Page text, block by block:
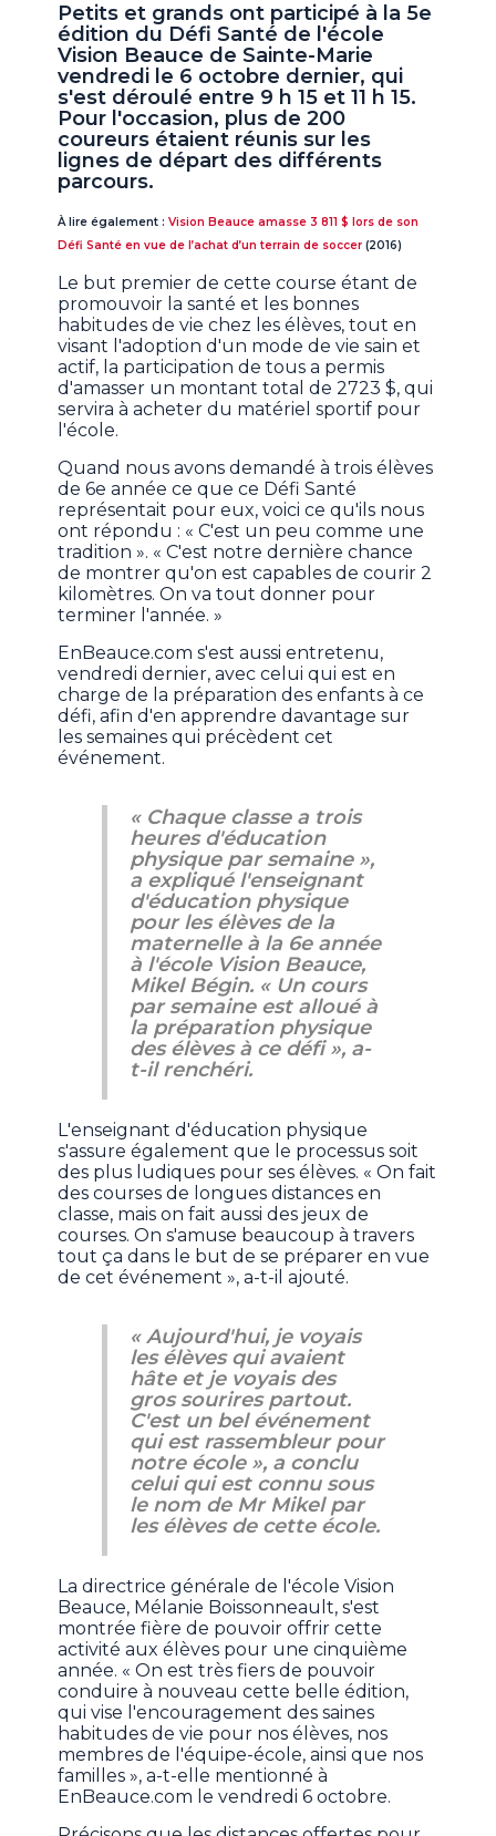
Petits et grands ont participé à la 5e
édition du Défi Santé de l'école
Vision Beauce de Sainte-Marie
vendredi le 6 octobre dernier, qui
s'est déroulé entre 9 h 15 et 11 h 15.
Pour l'occasion, plus de 200
coureurs étaient réunis sur les
lignes de départ des différents
parcours.
À lire également :Vision Beauce amasse 3 811 $ lors de son
Défi Santé en vue de l’achat d’un terrain de soccer (2016)
Le but premier de cette course étant de
promouvoir la santé et les bonnes
habitudes de vie chez les élèves, tout en
visant l'adoption d'un mode de vie sain et
actif, la participation de tous a permis
d'amasser un montant total de 2723 $, qui
servira à acheter du matériel sportif pour
l'école.
Quand nous avons demandé à trois élèves
de 6e année ce que ce Défi Santé
représentait pour eux, voici ce qu'ils nous
ont répondu : « C'est un peu comme une
tradition ». « C'est notre dernière chance
de montrer qu'on est capables de courir 2
kilomètres. On va tout donner pour
terminer l'année. »
EnBeauce.com s'est aussi entretenu,
vendredi dernier, avec celui qui est en
charge de la préparation des enfants à ce
défi, afin d'en apprendre davantage sur
les semaines qui précèdent cet
événement.
« Chaque classe a trois
heures d'éducation
physique par semaine »,
a expliqué l'enseignant
d'éducation physique
pour les élèves de la
maternelle à la 6e année
à l'école Vision Beauce,
Mikel Bégin. « Un cours
par semaine est alloué à
la préparation physique
des élèves à ce défi », a-
t-il renchéri.
L'enseignant d'éducation physique
s'assure également que le processus soit
des plus ludiques pour ses élèves. « On fait
des courses de longues distances en
classe, mais on fait aussi des jeux de
courses. On s'amuse beaucoup à travers
tout ça dans le but de se préparer en vue
de cet événement », a-t-il ajouté.
« Aujourd'hui, je voyais
les élèves qui avaient
hâte et je voyais des
gros sourires partout.
C'est un bel événement
qui est rassembleur pour
notre école », a conclu
celui qui est connu sous
le nom de Mr Mikel par
les élèves de cette école.
La directrice générale de l'école Vision
Beauce, Mélanie Boissonneault, s'est
montrée fière de pouvoir offrir cette
activité aux élèves pour une cinquième
année. « On est très fiers de pouvoir
conduire à nouveau cette belle édition,
qui vise l'encouragement des saines
habitudes de vie pour nos élèves, nos
membres de l'équipe-école, ainsi que nos
familles », a-t-elle mentionné à
EnBeauce.com le vendredi 6 octobre.